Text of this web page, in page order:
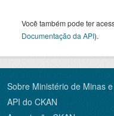
Você também pode ter
Documentação da API).
Sobre Ministério de Minas
API do CKAN